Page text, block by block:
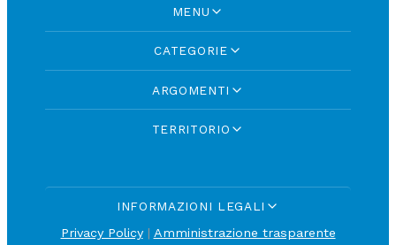
MENU
CATEGORIE
ARGOMENTI
TERRITORIO
INFORMAZIONI LEGALI
Privacy Policy| Amministrazione trasparente